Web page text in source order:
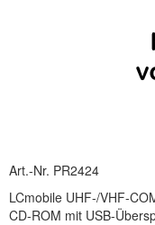
Art.-Nr. PR2424
LCmobile UHF-/VHF-
CD-ROM mit USB-